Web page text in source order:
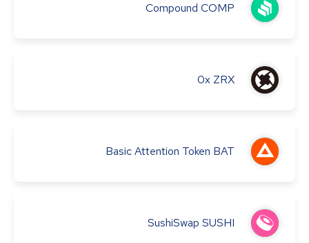
Compound COMP
0x ZRX
Basic Attention Token BAT
SushiSwap SUSHI